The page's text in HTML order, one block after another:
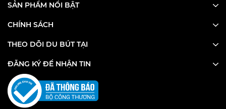
SẢN PHẨM NỔI BẬT
CHÍNH SÁCH
THEO DÕI DU BÚT TẠI
ĐĂNG KÝ ĐỂ NHẬN TIN